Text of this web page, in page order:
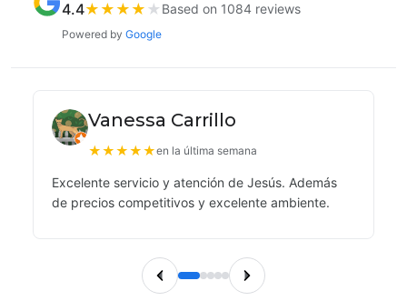
4.4★ ★ ★ ★ ★ Based on 1084 reviews
Powered by Google
Vanessa Carrillo
★★★★★en la última semana
Excelente servicio y atención de Jesús. Además
de precios competitivos y excelente ambiente.